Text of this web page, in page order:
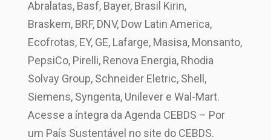
Abralatas, Basf, Bayer, Brasil Kirin,
Braskem, BRF, DNV, Dow Latin America,
Ecofrotas, EY, GE, Lafarge, Masisa, Monsanto,
PepsiCo, Pirelli, Renova Energia, Rhodia
Solvay Group, Schneider Eletric, Shell,
Siemens, Syngenta, Unilever e Wal-Mart.
Acesse a íntegra da Agenda CEBDS – Por
um País Sustentável no site do CEBDS.